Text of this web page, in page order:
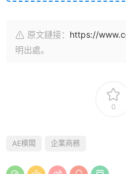
原文鏈接： https://
明出處。
0
AE模闆 企業商務